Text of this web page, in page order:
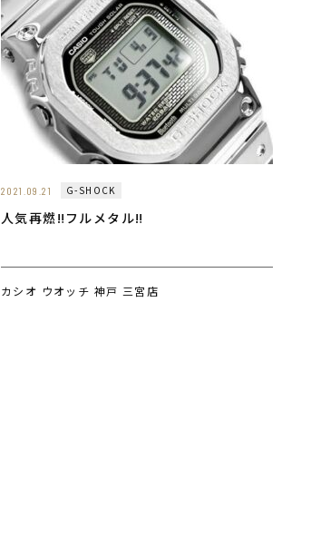
2021.09.21 G-SHOCK
人気再燃‼️フルメタル‼️
カシオ ウオッチ 神戸 三宮店